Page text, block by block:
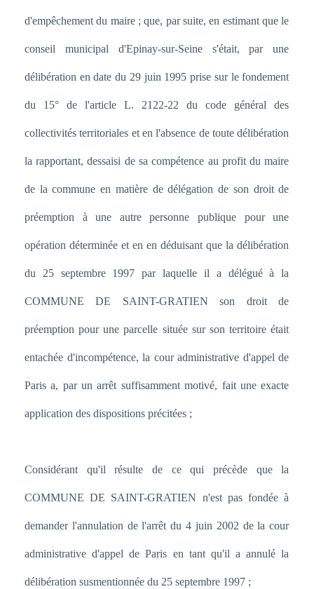
d'empêchement du maire ; que, par suite, en estimant que le
conseil municipal d'Epinay-sur-Seine s'était, par une
délibération en date du 29 juin 1995 prise sur le fondement
du 15° de l'article L. 2122-22 du code général des
collectivités territoriales et en l'absence de toute délibération
la rapportant, dessaisi de sa compétence au profit du maire
de la commune en matière de délégation de son droit de
préemption à une autre personne publique pour une
opération déterminée et en en déduisant que la délibération
du 25 septembre 1997 par laquelle il a délégué à la
COMMUNE DE SAINT-GRATIEN son droit de
préemption pour une parcelle située sur son territoire était
entachée d'incompétence, la cour administrative d'appel de
Paris a, par un arrêt suffisamment motivé, fait une exacte
application des dispositions précitées ;
Considérant qu'il résulte de ce qui précède que la
COMMUNE DE SAINT-GRATIEN n'est pas fondée à
demander l'annulation de l'arrêt du 4 juin 2002 de la cour
administrative d'appel de Paris en tant qu'il a annulé la
délibération susmentionnée du 25 septembre 1997 ;